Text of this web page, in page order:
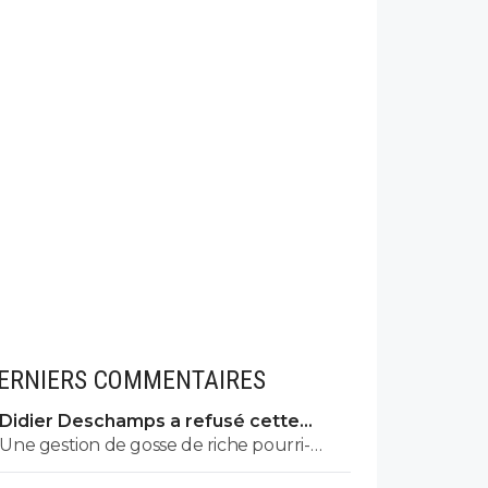
COMMENTAIRES
Didier Deschamps a refusé cette
demande honteuse
Une gestion de gosse de riche pourri-
gâté. On n'est pas loin du film "Le jouet".